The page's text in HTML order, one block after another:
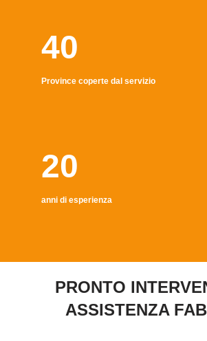
40
Province coperte dal servizio
20
anni di esperienza
PRONTO
ASSISTENZA